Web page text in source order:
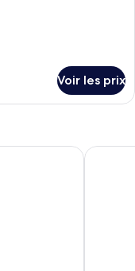
Voir les prix
Le